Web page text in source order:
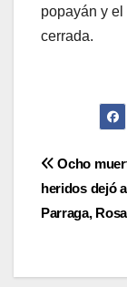
popayán y
cerrada.
de
Ocho
heridos dejó
Parraga,